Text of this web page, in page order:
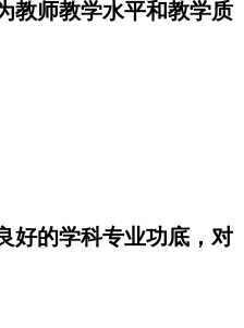
教师教学水平和教学质
好的学科专业功底，对